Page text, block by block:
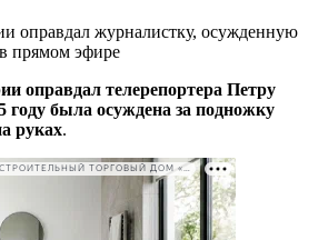
оправдал журналистку, осужденную
прямом эфире
оправдал телерепортера Петру
году была осуждена за подножку
руках.
РЕКЛАМА • ООО СТРОИТЕЛЬНЫЙ ТОРГОВЫЙ ДОМ «ПЕТРОВИЧ». ИНН: 7802348846